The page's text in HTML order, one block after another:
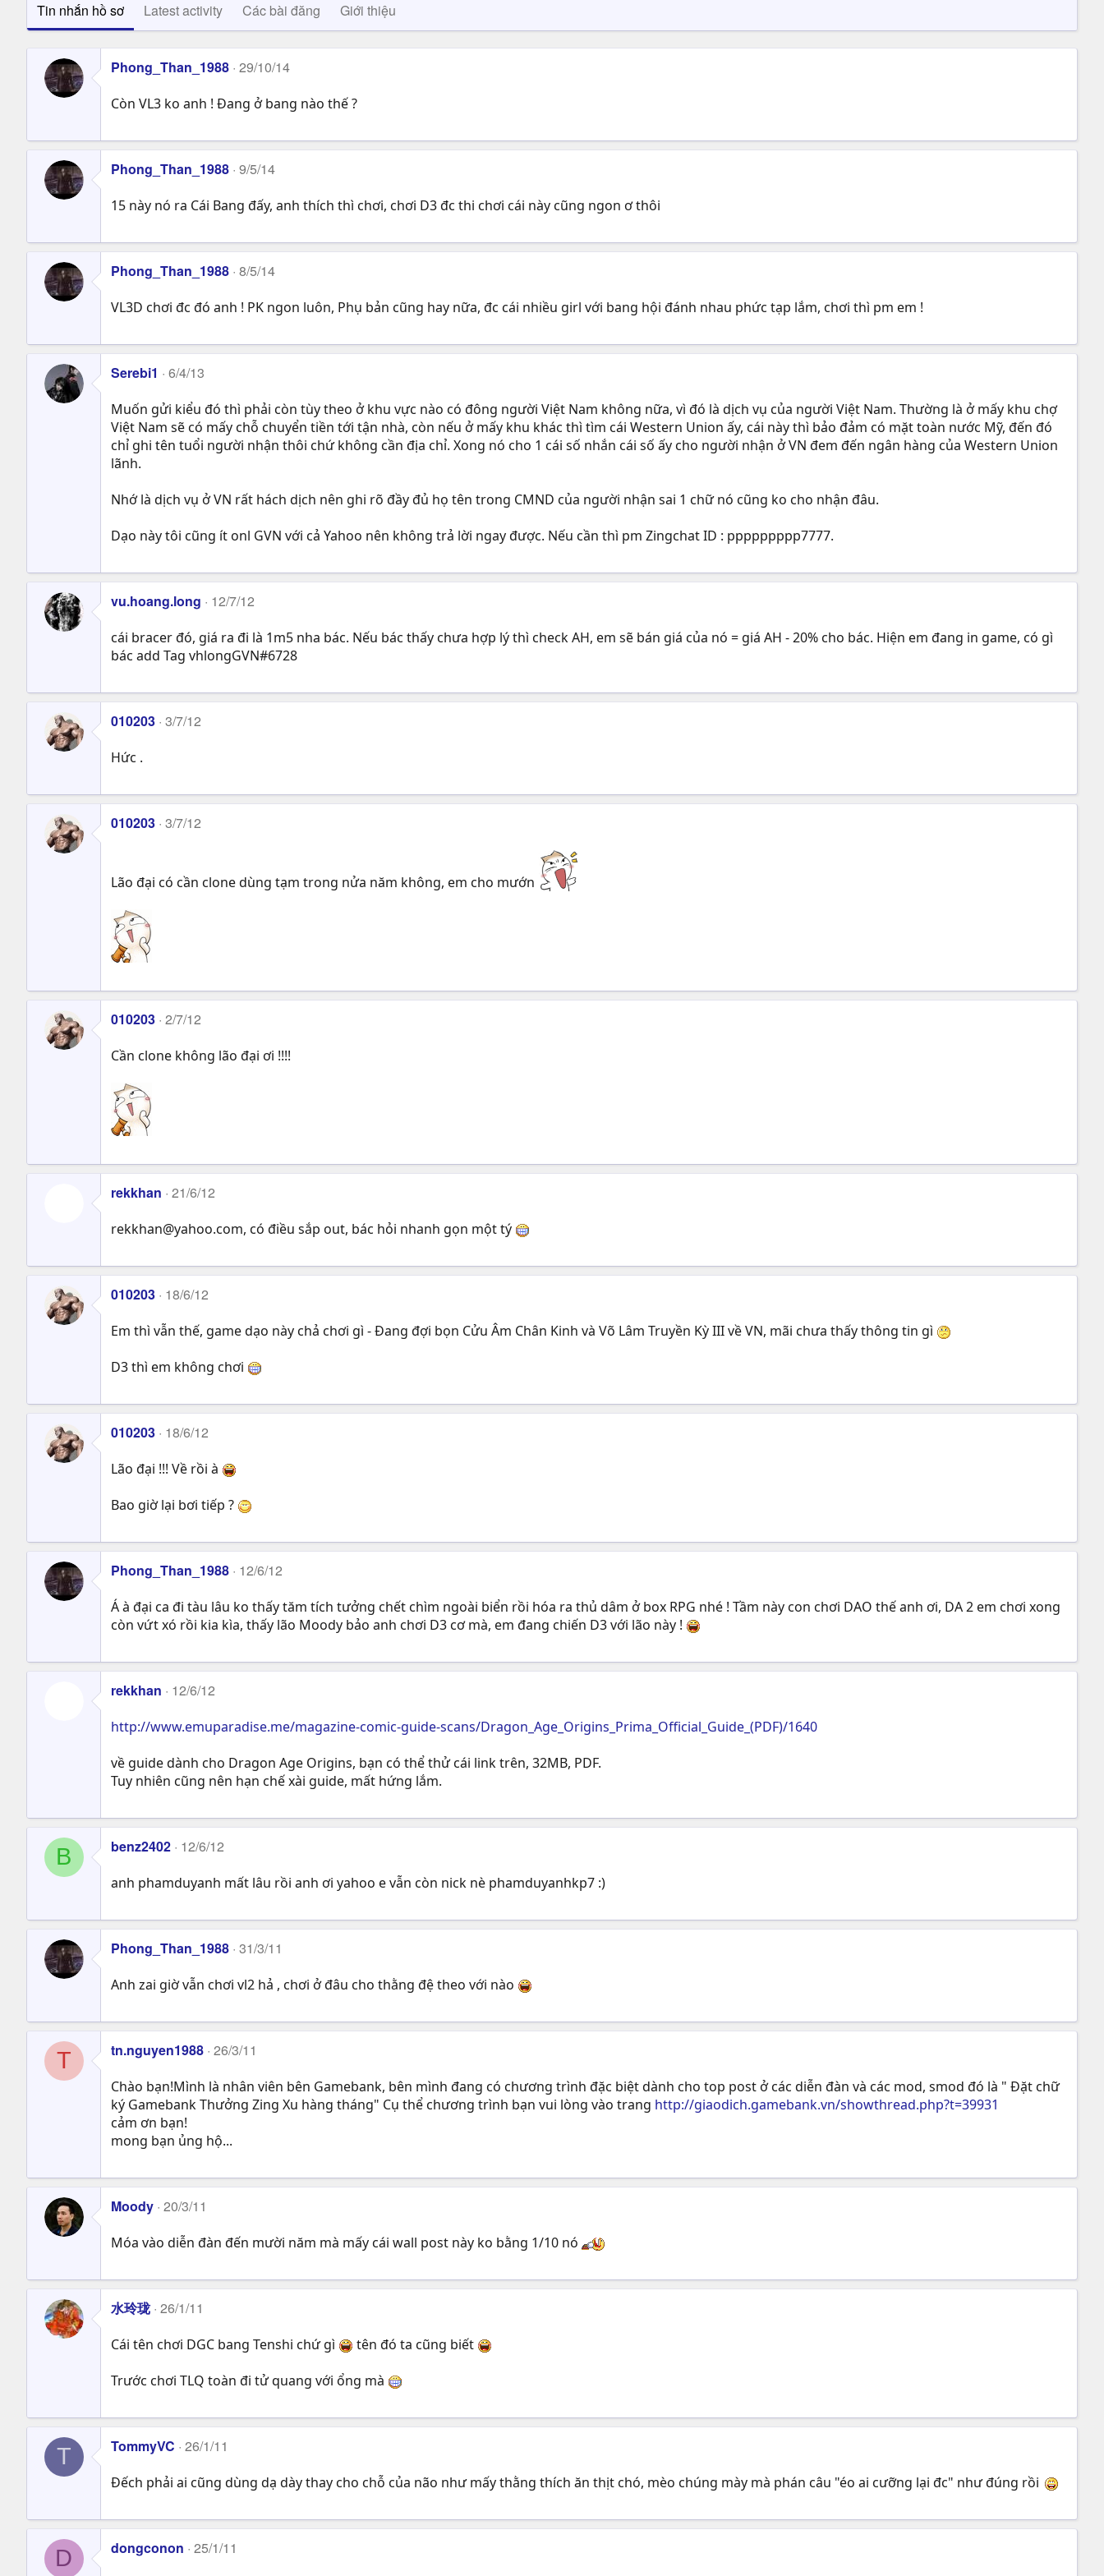
Tin nhắn hồ sơ Latest activity Các bài đăng Giới thiệu
Phong_Than_1988 29/10/14
Còn VL3 ko anh ! Đang ở bang nào thế ?
Phong_Than_1988 9/5/14
15 này nó ra Cái Bang đấy, anh thích thì chơi, chơi D3 đc thi chơi cái này cũng ngon ơ thôi
Phong_Than_1988 8/5/14
VL3D chơi đc đó anh ! PK ngon luôn, Phụ bản cũng hay nữa, đc cái nhiều girl với bang hội đánh nhau phức tạp lắm, chơi thì pm em !
Serebi1 6/4/13
Muốn gửi kiểu đó thì phải còn tùy theo ở khu vực nào có đông người Việt Nam không nữa, vì đó là dịch vụ của người Việt Nam. Thường là ở mấy khu chợ
Việt Nam sẽ có mấy chỗ chuyển tiền tới tận nhà, còn nếu ở mấy khu khác thì tìm cái Western Union ấy, cái này thì bảo đảm có mặt toàn nước Mỹ, đến đó
chỉ ghi tên tuổi người nhận thôi chứ không cần địa chỉ. Xong nó cho 1 cái số nhắn cái số ấy cho người nhận ở VN đem đến ngân hàng của Western Union
lãnh.
Nhớ là dịch vụ ở VN rất hách dịch nên ghi rõ đầy đủ họ tên trong CMND của người nhận sai 1 chữ nó cũng ko cho nhận đâu.
Dạo này tôi cũng ít onl GVN với cả Yahoo nên không trả lời ngay được. Nếu cần thì pm Zingchat ID : ppppppppp7777.
vu.hoang.long 12/7/12
cái bracer đó, giá ra đi là 1m5 nha bác. Nếu bác thấy chưa hợp lý thì check AH, em sẽ bán giá của nó = giá AH - 20% cho bác. Hiện em đang in game, có gì
bác add Tag vhlongGVN#6728
010203 3/7/12
Hức .
010203 3/7/12
Lão đại có cần clone dùng tạm trong nửa năm không, em cho mướn
010203 2/7/12
Cần clone không lão đại ơi !!!!
rekkhan 21/6/12
rekkhan@yahoo.com, có điều sắp out, bác hỏi nhanh gọn một tý
010203 18/6/12
Em thì vẫn thế, game dạo này chả chơi gì - Đang đợi bọn Cửu Âm Chân Kinh và Võ Lâm Truyền Kỳ III về VN, mãi chưa thấy thông tin gì
D3 thì em không chơi
010203 18/6/12
Lão đại !!! Về rồi à
Bao giờ lại bơi tiếp ?
Phong_Than_1988 12/6/12
Á à đại ca đi tàu lâu ko thấy tăm tích tưởng chết chìm ngoài biển rồi hóa ra thủ dâm ở box RPG nhé ! Tầm này con chơi DAO thế anh ơi, DA 2 em chơi xong
còn vứt xó rồi kia kìa, thấy lão Moody bảo anh chơi D3 cơ mà, em đang chiến D3 với lão này !
rekkhan 12/6/12
http://www.emuparadise.me/magazine-comic-guide-scans/Dragon_Age_Origins_Prima_Official_Guide_(PDF)/1640
về guide dành cho Dragon Age Origins, bạn có thể thử cái link trên, 32MB, PDF.
Tuy nhiên cũng nên hạn chế xài guide, mất hứng lắm.
B benz2402 12/6/12
anh phamduyanh mất lâu rồi anh ơi yahoo e vẫn còn nick nè phamduyanhkp7 :)
Phong_Than_1988 31/3/11
Anh zai giờ vẫn chơi vl2 hả , chơi ở đâu cho thằng đệ theo với nào
T tn.nguyen1988 26/3/11
Chào bạn!Mình là nhân viên bên Gamebank, bên mình đang có chương trình đặc biệt dành cho top post ở các diễn đàn và các mod, smod đó là " Đặt chữ
ký Gamebank Thưởng Zing Xu hàng tháng" Cụ thể chương trình bạn vui lòng vào trang http://giaodich.gamebank.vn/showthread.php?t=39931
cảm ơn bạn!
mong bạn ủng hộ...
Moody 20/3/11
Móa vào diễn đàn đến mười năm mà mấy cái wall post này ko bằng 1/10 nó
水玲珑 26/1/11
Cái tên chơi DGC bang Tenshi chứ gì
tên đó ta cũng biết
Trước chơi TLQ toàn đi tử quang với ổng mà
T TommyVC 26/1/11
Đếch phải ai cũng dùng dạ dày thay cho chỗ của não như mấy thằng thích ăn thịt chó, mèo chúng mày mà phán câu "éo ai cưỡng lại đc" như đúng rồi
D dongconon 25/1/11